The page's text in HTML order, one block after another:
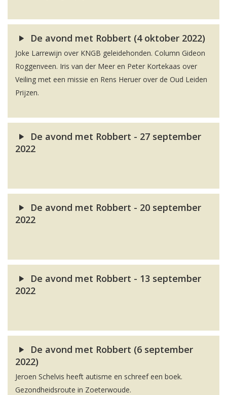
De avond met Robbert (4 oktober 2022)
Joke Larrewijn over KNGB geleidehonden. Column Gideon
Roggenveen. Iris van der Meer en Peter Kortekaas over
Veiling met een missie en Rens Heruer over de Oud Leiden
Prijzen.
De avond met Robbert - 27 september
2022
De avond met Robbert - 20 september
2022
De avond met Robbert - 13 september
2022
De avond met Robbert (6 september
2022)
Jeroen Schelvis heeft autisme en schreef een boek.
Gezondheidsroute in Zoeterwoude.